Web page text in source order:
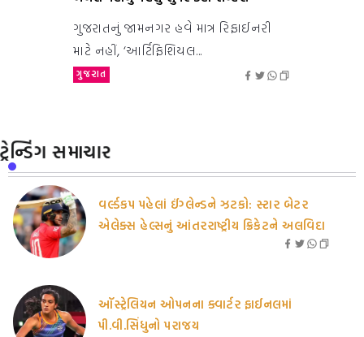
ગુજરાતનું જામનગર હવે માત્ર રિફાઈનરી
માટે નહીં, ‘આર્ટિફિશિયલ...
ગુજરાત
સમાચાર
વર્લ્ડકપ પહેલાં ઈંગ્લેન્ડને ઝટકો: સ્ટાર બેટર
એલેક્સ હેલ્સનું આંતરરાષ્ટ્રીય ક્રિકેટને અલવિદા
ઑસ્ટ્રેલિયન ઓપનના ક્વાર્ટર ફાઈનલમાં
પી.વી.સિંધુનો પરાજય